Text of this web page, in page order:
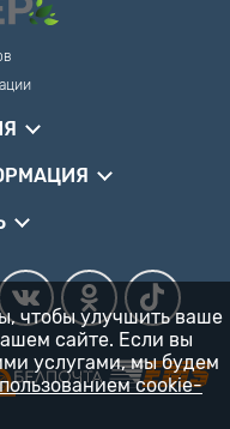
чтобы улучшить ваше
сайте. Если вы
услугами, мы будем
cookie-